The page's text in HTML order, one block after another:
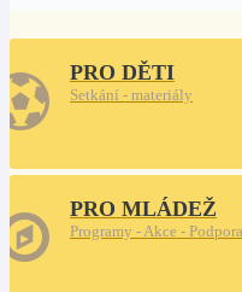
PRO DĚTI
Setkání - materiály
PRO MLÁDEŽ
Programy - Akce - Podpora